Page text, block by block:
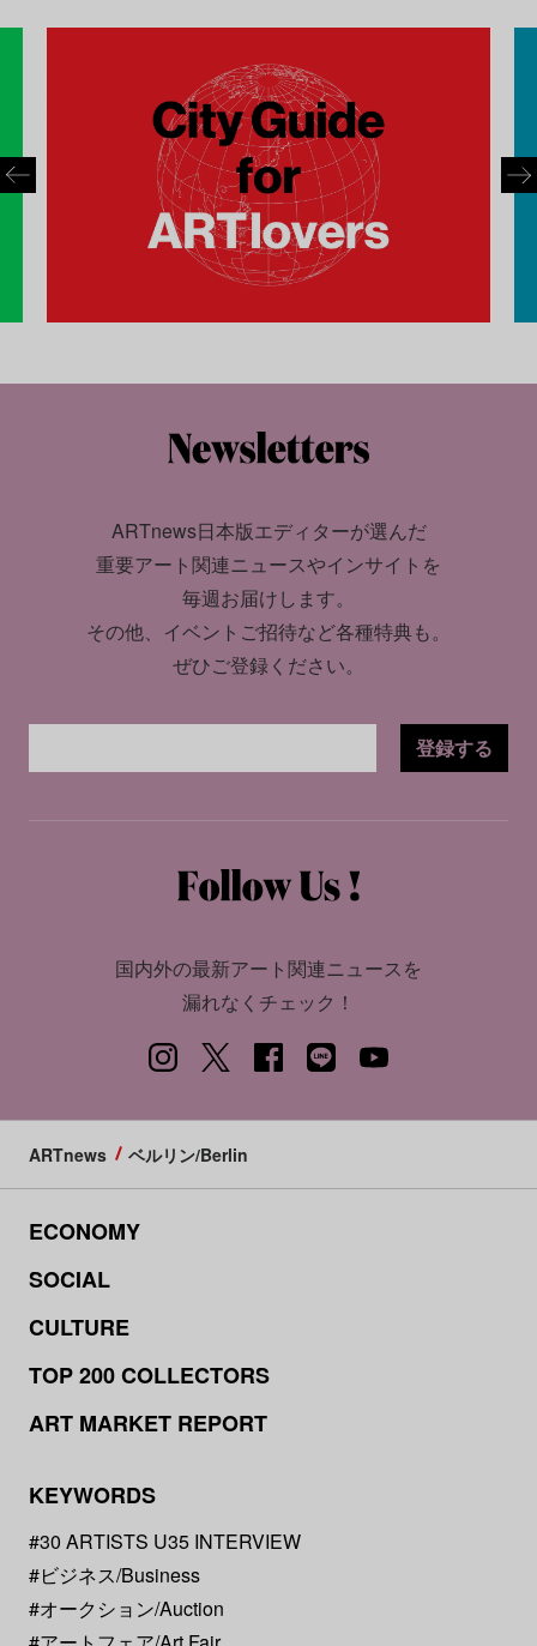
ARTnews日本版エディターが選んだ
重要アート関連ニュースやインサイトを
毎週お届けします。
その他、イベントご招待など各種特典も。
ぜひご登録ください。
登録する
国内外の最新アート関連ニュースを
漏れなくチェック！
ARTnews ベルリン/Berlin
ECONOMY
SOCIAL
CULTURE
TOP 200 COLLECTORS
ART MARKET REPORT
KEYWORDS
#30 ARTISTS U35 INTERVIEW
#ビジネス/Business
#オークション/Auction